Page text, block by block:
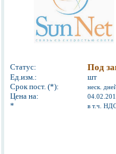
Статус: Под
Ед.изм.:
шт
Срок пост. (*):
неск.
Цена на:
* в т.ч.